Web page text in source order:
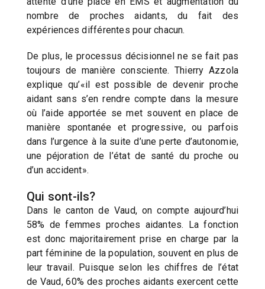
nombre de proches aidants, du fait des
expériences différentes pour chacun.
De plus, le processus décisionnel ne se fait pas
toujours de manière consciente. Thierry Azzola
explique qu’«il est possible de devenir proche
aidant sans s’en rendre compte dans la mesure
où l’aide apportée se met souvent en place de
manière spontanée et progressive, ou parfois
dans l’urgence à la suite d’une perte d’autonomie,
une péjoration de l’état de santé du proche ou
d’un accident».
Qui sont-ils?
Dans le canton de Vaud, on compte aujourd’hui
58% de femmes proches aidantes. La fonction
est donc majoritairement prise en charge par la
part féminine de la population, souvent en plus de
leur travail. Puisque selon les chiffres de l’état
de Vaud, 60% des proches aidants exercent cette